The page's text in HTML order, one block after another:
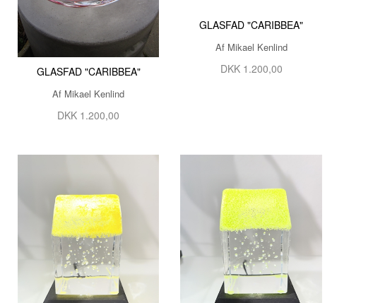
GLASFAD "CARIBBEA"
Af Mikael Kenlind
DKK 1.200,00
GLASFAD "CARIBBEA"
Af Mikael Kenlind
DKK 1.200,00